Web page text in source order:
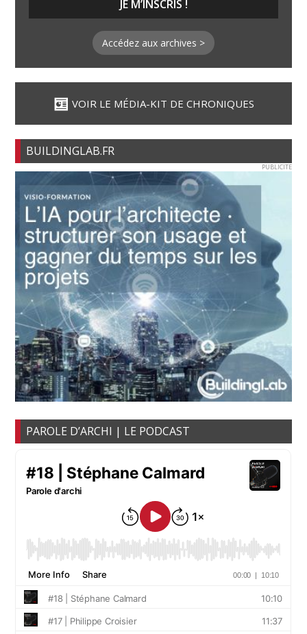
Accédez aux archives >
VOIR LE MÉDIA-KIT DE CHRONIQUES
BUILDINGLAB.FR
PUBLICITE
PAROLE D’ARCHI | LE PODCAST